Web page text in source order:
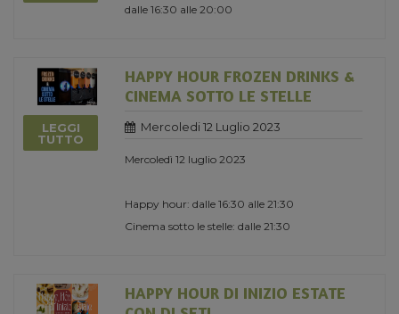
dalle 16:30 alle 20:00
LEGGI
TUTTO
HAPPY HOUR FROZEN DRINKS &
CINEMA SOTTO LE STELLE
Mercoledi 12 Luglio 2023
Mercoledì 12 luglio 2023
Happy hour: dalle 16:30 alle 21:30
Cinema sotto le stelle: dalle 21:30
HAPPY HOUR DI INIZIO ESTATE